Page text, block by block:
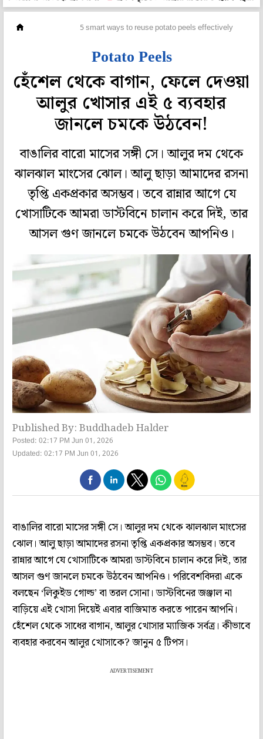
5 smart ways to reuse potato peels effectively
Potato Peels
হেঁশেল থেকে বাগান, ফেলে দেওয়া
আলুর খোসার এই ৫ ব্যবহার
জানলে চমকে উঠবেন!
বাঙালির বারো মাসের সঙ্গী সে। আলুর দম থেকে
ঝালঝাল মাংসের ঝোল। আলু ছাড়া আমাদের রসনা
তৃপ্তি একপ্রকার অসম্ভব। তবে রান্নার আগে যে
খোসাটিকে আমরা ডাস্টবিনে চালান করে দিই, তার
আসল গুণ জানলে চমকে উঠবেন আপনিও।
Published By: Buddhadeb Halder
Posted: 02:17 PM Jun 01, 2026
Updated: 02:17 PM Jun 01, 2026
বাঙালির বারো মাসের সঙ্গী সে। আলুর দম থেকে ঝালঝাল মাংসের
ঝোল। আলু ছাড়া আমাদের রসনা তৃপ্তি একপ্রকার অসম্ভব। তবে
রান্নার আগে যে খোসাটিকে আমরা ডাস্টবিনে চালান করে দিই, তার
আসল গুণ জানলে চমকে উঠবেন আপনিও। পরিবেশবিদরা একে
বলছেন ‘লিকুইড গোল্ড’ বা তরল সোনা। ডাস্টবিনের জঞ্জাল না
বাড়িয়ে এই খোসা দিয়েই এবার বাজিমাত করতে পারেন আপনি।
হেঁশেল থেকে সাধের বাগান, আলুর খোসার ম্যাজিক সর্বত্র। কীভাবে
ব্যবহার করবেন আলুর খোসাকে? জানুন ৫ টিপস।
ADVERTISEMENT